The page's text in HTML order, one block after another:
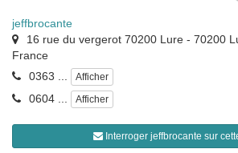
jeffbrocante
16 rue du vergerot 70200 Lure - 70200
France
0363 ...
Afficher
0604 ... Afficher
Interroger jeffbrocante sur